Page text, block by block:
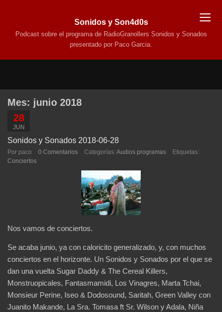
Sonidos y Son4d0s
Podcast sobre el programa de RadioGranollers Sonidos y Sonados
presentado por Paco Garcia.
Mes: junio 2018
28
JUN
Sonidos y Sonados 2018-06-28
Por paco 0 Comentarios Categorías: Audios programas
Etiquetas:
Conciertos
Nos vamos de conciertos.
Se acaba junio, ya con caloricito generalizado, y, con muchos
conciertos en el horizonte. Un Sonidos y Sonados por el que se
dan una vuelta Sugar Daddy & The Cereal Killers,
Monstruopicales, Fantasmamidi, Los Vinagres, Marta Tchai,
Monsieur Perine, Iseo & Dodosound, Saritah, Green Valley con
Juanito Makande, La Sra. Tomasa ft Sr. Wilson y Adala, Niña